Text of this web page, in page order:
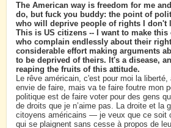
The American way is freedom for me
do, but fuck you buddy: the point of
who will deprive people of rights I don't
This is US citizens -- I want to make
who complain endlessly about their
considerable effort making arguments
to be deprived of theirs. It's a disease,
reaping the fruits of this attitude.
Le rêve américain, c'est pour moi la
envie de faire, mais va te faire foutre mon
politique est de faire voter pour des gens
de droits que je n’aime pas. La droite et la
citoyens américains — je veux que ce soit
qui se plaignent sans cesse à propos de